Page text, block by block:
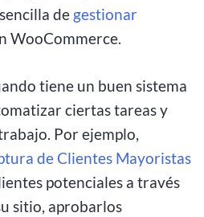
de gestionar
WooCommerce.
tiene un buen sistema
ciertas tareas y
Por ejemplo,
de Clientes Mayoristas
potenciales a través
sitio, aprobarlos